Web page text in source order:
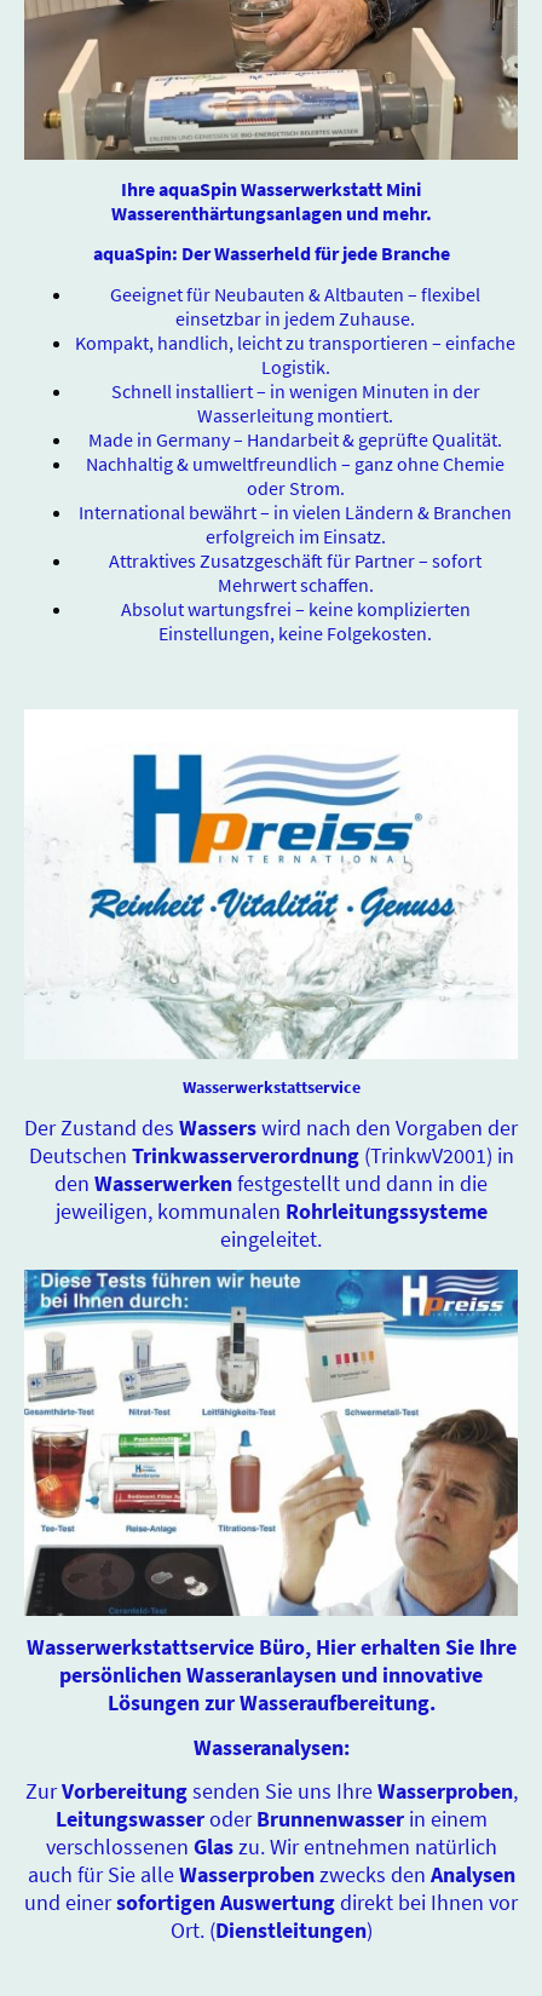
Ihre aquaSpin Wasserwerkstatt Mini
Wasserenthärtungsanlagen und mehr.
aquaSpin: Der Wasserheld für jede Branche
Geeignet für Neubauten & Altbauten – flexibel
einsetzbar in jedem Zuhause.
Kompakt, handlich, leicht zu transportieren – einfache
Logistik.
Schnell installiert – in wenigen Minuten in der
Wasserleitung montiert.
Made in Germany – Handarbeit & geprüfte Qualität.
Nachhaltig & umweltfreundlich – ganz ohne Chemie
oder Strom.
International bewährt – in vielen Ländern & Branchen
erfolgreich im Einsatz.
Attraktives Zusatzgeschäft für Partner – sofort
Mehrwert schaffen.
Absolut wartungsfrei – keine komplizierten
Einstellungen, keine Folgekosten.
Wasserwerkstattservice
Der Zustand des Wasserswird nach den Vorgaben der
Deutschen Trinkwasserverordnung(TrinkwV2001) in
den Wasserwerkenfestgestellt und dann in die
jeweiligen, kommunalen Rohrleitungssysteme
eingeleitet.
Wasserwerkstattservice Büro, Hier erhalten Sie Ihre
persönlichen Wasseranlaysen und innovative
Lösungen zur Wasseraufbereitung.
Wasseranalysen:
ZurVorbereitungsenden Sie uns IhreWasserproben,
LeitungswasseroderBrunnenwasserin einem
verschlossenen Glaszu. Wir entnehmen natürlich
auch für Sie alleWasserprobenzwecks den Analysen
und einersofortigen Auswertungdirekt bei Ihnen vor
Ort. (Dienstleitungen)